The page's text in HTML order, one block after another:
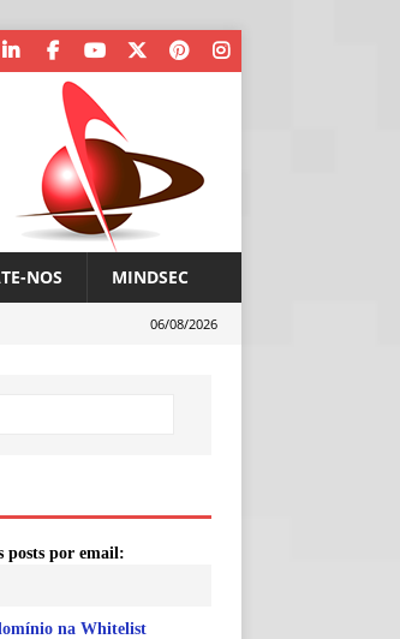
NOS MINDSEC
06/08/2026
posts por email:
na Whitelist